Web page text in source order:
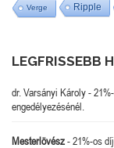
Verge Ripple
LEGFRISSEBB
dr. Varsányi Károly-
engedélyezésénél.
Mesterlövész-21%-os